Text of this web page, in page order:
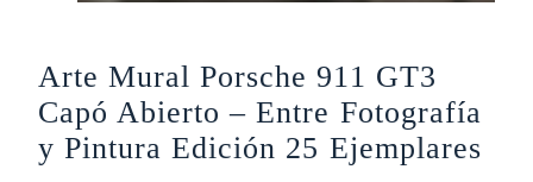
Arte Mural Porsche 911 GT3
Capó Abierto – Entre Fotografía
y Pintura Edición 25 Ejemplares